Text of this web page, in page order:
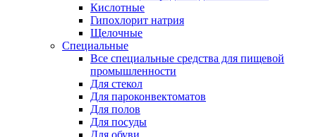
Кислотные
Гипохлорит натрия
Щелочные
Специальные
Все специальные средства для пищевой
промышленности
Для стекол
Для пароконвектоматов
Для полов
Для посуды
Для обуви